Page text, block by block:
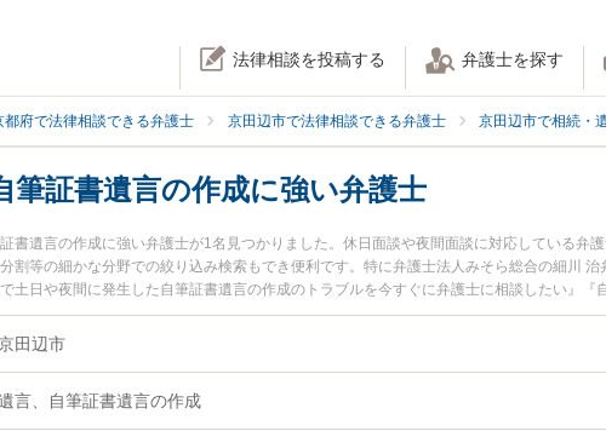
法律相談を投稿する 弁護士を探す
都府で法律相談できる弁護士 京田辺市で法律相談できる弁護士 京田辺市で相続・
筆証書遺言の作成に強い弁護士
書遺言の作成に強い弁護士が1名見つかりました。休日面談や夜間面談に対応している弁
割等の細かな分野での絞り込み検索もでき便利です。特に弁護士法人みそら総合の細川
土日や夜間に発生した自筆証書遺言の作成のトラブルを今すぐに弁護士に相談したい』
無料で自筆証書遺言の作成を法律相談できる京田辺市内の弁護士に相談予約したい』など
田辺市
言、自筆証書遺言の作成